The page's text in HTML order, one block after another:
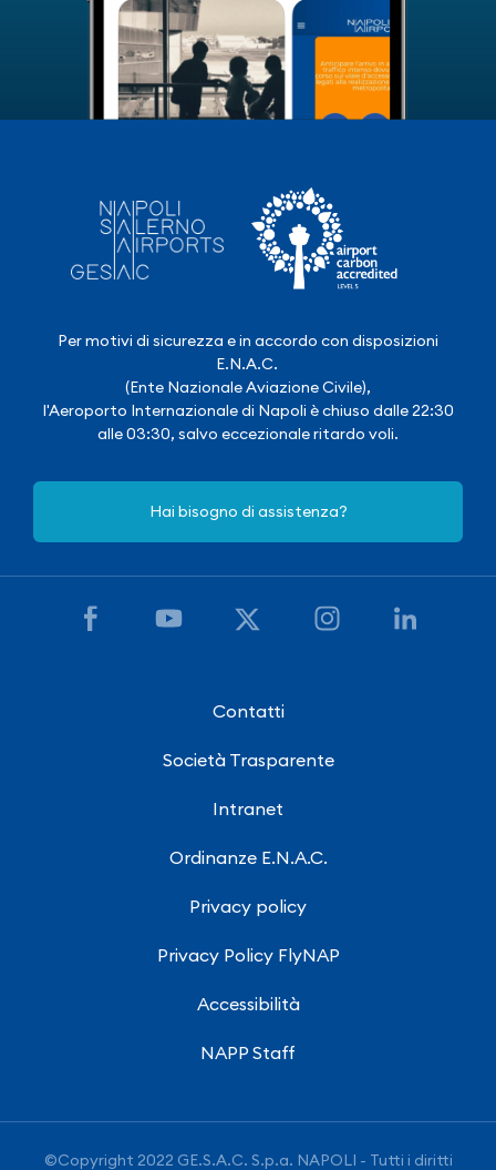
Per motivi di sicurezza e in accordo con disposizioni
E.N.A.C.
(Ente Nazionale Aviazione Civile),
l'Aeroporto Internazionale di Napoli è chiuso dalle 22:30
alle 03:30, salvo eccezionale ritardo voli.
Hai bisogno di assistenza?
Contatti
Società Trasparente
Intranet
Ordinanze E.N.A.C.
Privacy policy
Privacy Policy FlyNAP
Accessibilità
NAPP Staff
©Copyright 2022 GE.S.A.C. S.p.a. NAPOLI - Tutti i diritti